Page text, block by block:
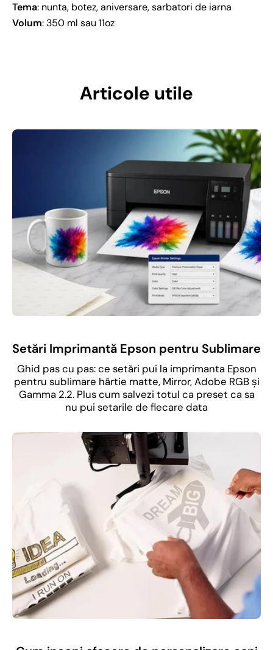
Tema: nunta, botez, aniversare, sarbatori de iarna
Volum: 350 ml sau 11oz
Articole utile
Setări Imprimantă Epson pentru Sublimare
Ghid pas cu pas: ce setări pui la imprimanta Epson
pentru sublimare hârtie matte, Mirror, Adobe RGB și
Gamma 2.2. Plus cum salvezi totul ca preset ca sa
nu pui setarile de fiecare data